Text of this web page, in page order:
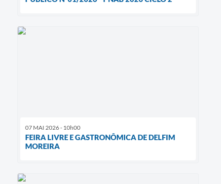
07 MAI 2026 - 10h00
FEIRA LIVRE E GASTRONÔMICA DE DELFIM
MOREIRA